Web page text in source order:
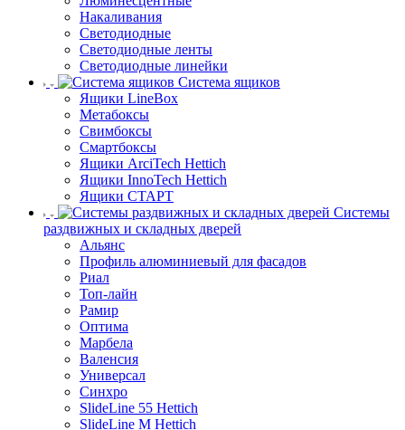
Накаливания
Светодиодные
Светодиодные ленты
Светодиодные линейки
Система ящиков
Ящики LineBox
Метабоксы
Свимбоксы
Смартбоксы
Ящики ArciTech Hettich
Ящики InnoTech Hettich
Ящики СТАРТ
Системы
раздвижных и складных дверей
Альянс
Профиль алюминиевый для фасадов
Риал
Топ-лайн
Рамир
Оптима
Марбела
Валенсия
Универсал
Синхро
SlideLine 55 Hettich
SlideLine M Hettich